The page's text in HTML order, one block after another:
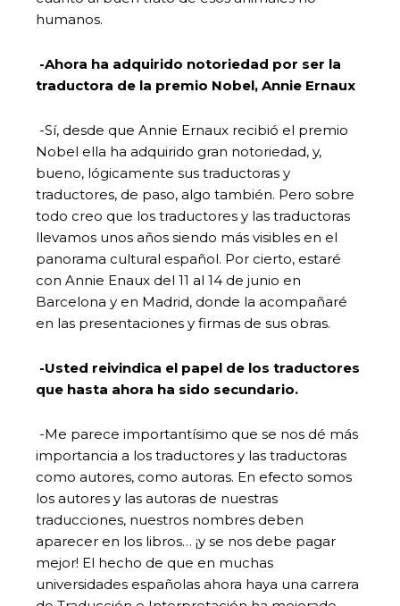
humanos.
-Ahora ha adquirido notoriedad por ser la
traductora de la premio Nobel, Annie Ernaux
-Sí, desde que Annie Ernaux recibió el premio
Nobel ella ha adquirido gran notoriedad, y,
bueno, lógicamente sus traductoras y
traductores, de paso, algo también. Pero sobre
todo creo que los traductores y las traductoras
llevamos unos años siendo más visibles en el
panorama cultural español. Por cierto, estaré
con Annie Enaux del 11 al 14 de junio en
Barcelona y en Madrid, donde la acompañaré
en las presentaciones y firmas de sus obras.
-Usted reivindica el papel de los traductores
que hasta ahora ha sido secundario.
-Me parece importantísimo que se nos dé más
importancia a los traductores y las traductoras
como autores, como autoras. En efecto somos
los autores y las autoras de nuestras
traducciones, nuestros nombres deben
aparecer en los libros… ¡y se nos debe pagar
mejor! El hecho de que en muchas
universidades españolas ahora haya una carrera